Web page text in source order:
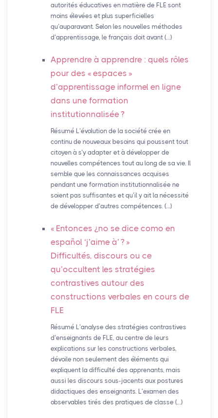
autorités éducatives en matière de FLE sont
moins élevées et plus superficielles
qu’auparavant. Selon les nouvelles méthodes
d’apprentissage, le français doit avant (…)
Apprendre à apprendre : quels rôles
pour des « espaces »
d’apprentissage informel en ligne
dans une formation
institutionnalisée?
Résumé L’évolution de la société crée en
continu de nouveaux besoins qui poussent tout
citoyen à s’y adapter et à développer de
nouvelles compétences tout au long de sa vie. Il
semble que les connaissances acquises
pendant une formation institutionnalisée ne
soient pas suffisantes et qu’il y ait la nécessité
de développer d’autres compétences. (…)
« Entonces ¿no se dice como en
español ‘j’aime à’ ? »
Difficultés, discours ou ce
qu’occultent les stratégies
contrastives autour des
constructions verbales en cours de
FLE
Résumé L’analyse des stratégies contrastives
d’enseignants de FLE, au centre de leurs
explications sur les constructions verbales,
dévoile non seulement des éléments qui
expliquent la difficulté des apprenants, mais
aussi les discours sous-jacents aux postures
didactiques des enseignants. L’examen des
observables tirés des pratiques de classe (…)